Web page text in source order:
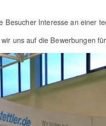
Interesse an einer
uns auf die Bewerbungen